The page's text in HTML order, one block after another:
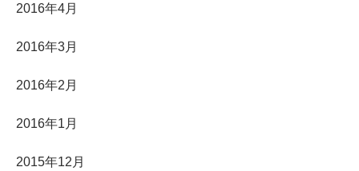
2016年4月
2016年3月
2016年2月
2016年1月
2015年12月